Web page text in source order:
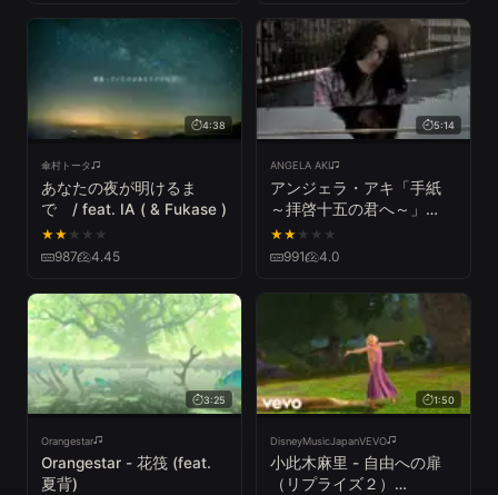
4:38
傘村トータ
あなたの夜が明けるま
で / feat. IA ( & Fukase )
★★ ★ ★ ★
987 4.45
5:14
ANGELA AKI
アンジェラ・アキ「手紙
～拝啓十五の君へ～」
Music Video (HD)
★★ ★ ★ ★
991 4.0
3:25
Orangestar
Orangestar - 花筏 (feat.
夏背)
1:50
DisneyMusicJapanVEVO
小此木麻里 - 自由への扉
（リプライズ２）